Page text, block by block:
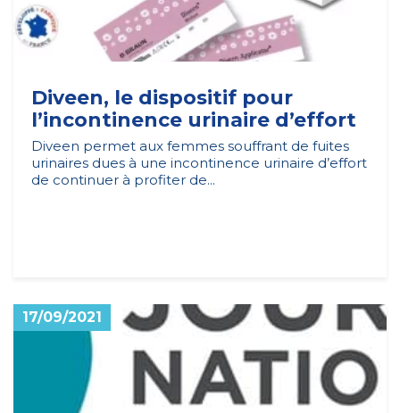
Diveen, le dispositif pour
l’incontinence urinaire d’effort
Diveen permet aux femmes souffrant de fuites
urinaires dues à une incontinence urinaire d’effort
de continuer à profiter de...
17/09/2021